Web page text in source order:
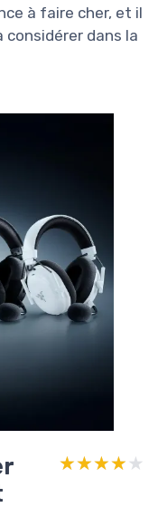
à faire cher, et il
considérer dans la
★★★★★
★★★★★